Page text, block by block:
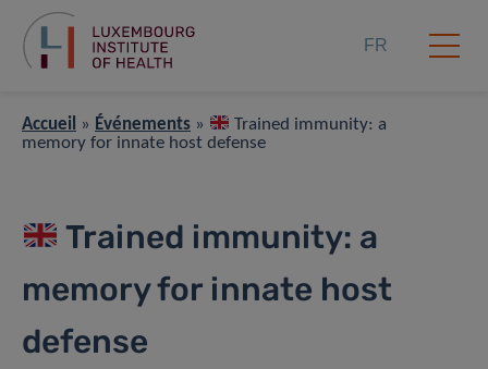
FR
Accueil » Événements »
Trained immunity: a
memory for innate host defense
Trained immunity: a
memory for innate host
defense